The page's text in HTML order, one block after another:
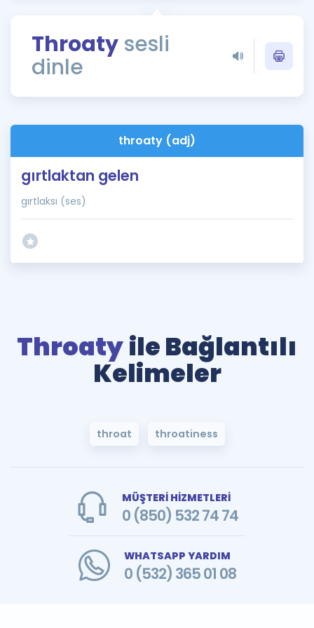
Rehberlik Aracı
ÖSYM Sınav Takvimi
İngilizce Gramer
Throaty sesli
dinle
throaty (adj)
gırtlaktan gelen
gırtlaksı (ses)
Throatyile Bağlantılı
Kelimeler
throat throatiness
MÜŞTERİ HİZMETLERİ
0 (850) 532 74 74
WHATSAPP YARDIM
0 (532) 365 01 08